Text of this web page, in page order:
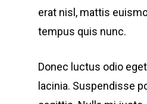
erat nisl, mattis
tempus quis nunc.
Donec luctus odio
lacinia. Suspendisse